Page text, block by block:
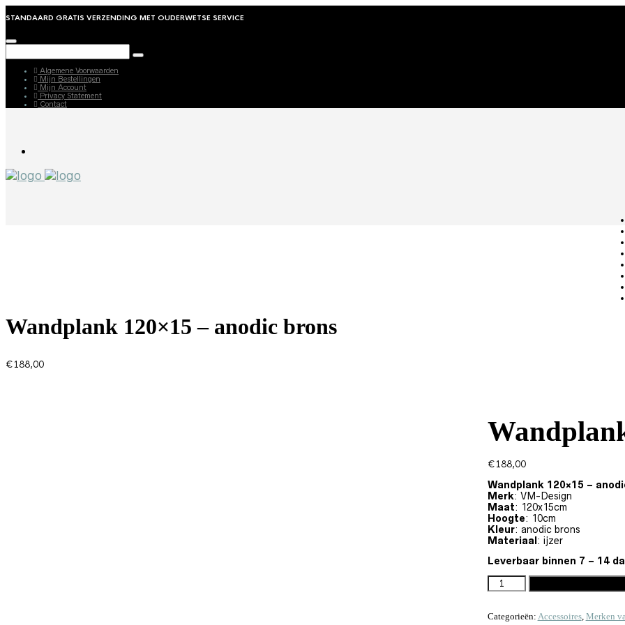
STANDAARD GRATIS VERZENDING MET OUDERWETSE SERVICE
Algemene Voorwaarden
Mijn Bestellingen
Mijn Account
Privacy Statement
Contact
Wandplank 120×15 – anodic brons
€188,00
€188,00
Wandplank 120×15 –
Merk: VM-Design
Maat: 120x15cm
Hoogte: 10cm
Kleur: anodic brons
Materiaal : ijzer
Leverbaar binnen 7 – 14
WANDPLANK 120X15 -
Categorieën: Accessoires, Merken